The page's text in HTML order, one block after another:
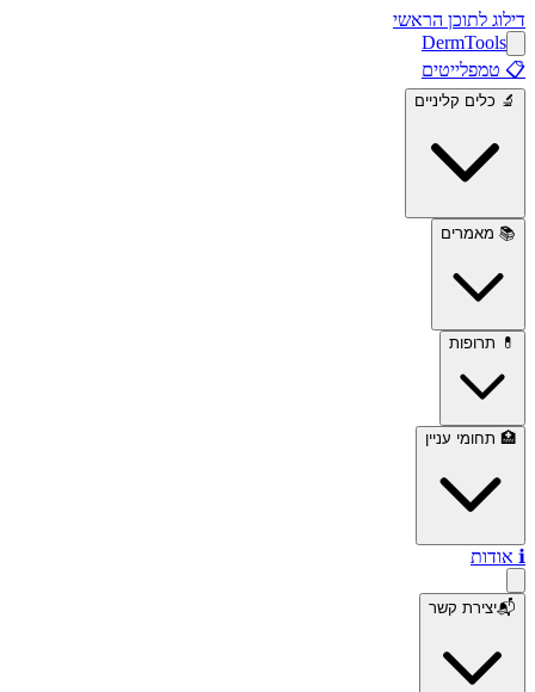
דילוג לתוכן הראשי
DermTools
📋 טמפלייטים
🔬 כלים קליניים
📚 מאמרים
💊 תרופות
🏥 תחומי עניין
ℹ️ אודות
📬יצירת קשר